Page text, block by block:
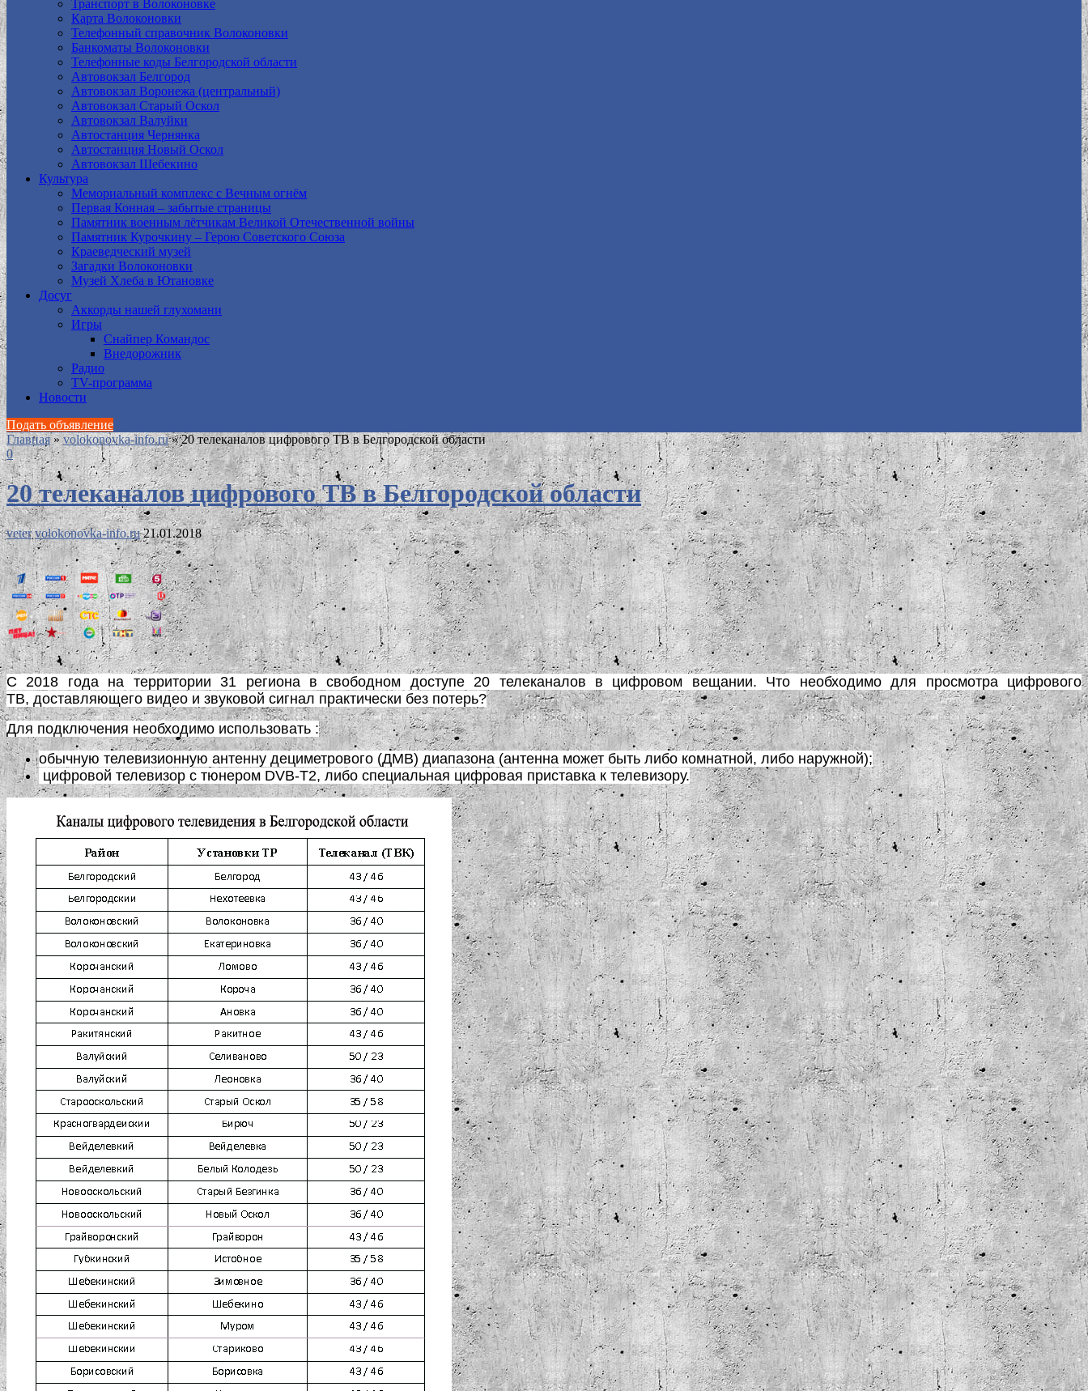
Транспорт в Волоконовке
Карта Волоконовки
Телефонный справочник Волоконовки
Банкоматы Волоконовки
Телефонные коды Белгородской области
Автовокзал Белгород
Автовокзал Воронежа (центральный)
Автовокзал Старый Оскол
Автовокзал Валуйки
Автостанция Чернянка
Автостанция Новый Оскол
Автовокзал Шебекино
Культура
Мемориальный комплекс с Вечным огнём
Первая Конная – забытые страницы
Памятник военным лётчикам Великой Отечественной войны
Памятник Курочкину – Герою Советского Союза
Краеведческий музей
Загадки Волоконовки
Музей Хлеба в Ютановке
Досуг
Аккорды нашей глухомани
Игры
Снайпер Командос
Внедорожник
Радио
TV-программа
Новости
Подать объявление
Главная » volokonovka-info.ru » 20 телеканалов цифрового ТВ в Белгородской области
0
20 телеканалов цифрового ТВ в Белгородской области
veter volokonovka-info.ru 21.01.2018
С 2018 года на территории 31 региона в свободном доступе 20 телеканалов в цифровом вещании. Что необходимо для просмотра цифрового
ТВ, доставляющего видео и звуковой сигнал практически без потерь?
Для подключения необходимо использовать :
обычную телевизионную антенну дециметрового (ДМВ) диапазона (антенна может быть либо комнатной, либо наружной);
цифровой телевизор с тюнером DVB-T2, либо специальная цифровая приставка к телевизору.